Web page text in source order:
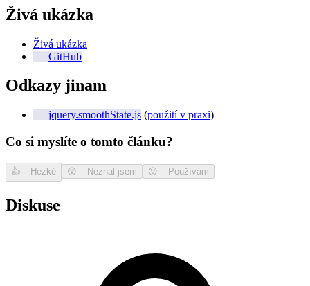
Živá ukázka
Živá ukázka
GitHub
Odkazy jinam
jquery.smoothState.js (použití v praxi)
Co si myslíte o tomto článku?
👍 – Hezké 😲 – Neznal jsem 😝 – Používám
Diskuse